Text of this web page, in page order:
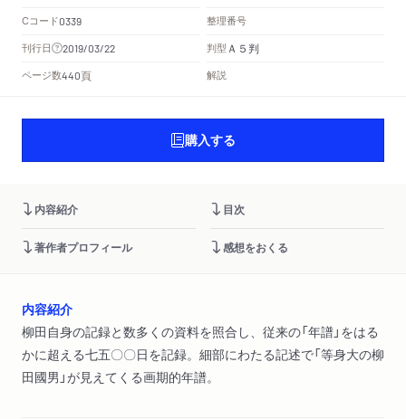
Cコード0339
整理番号
刊行日
2019/03/22 判型 Ａ５判
ページ数440頁 解説
購入する
内容紹介 目次
著作者プロフィール 感想をおくる
内容紹介
柳田自身の記録と数多くの資料を照合し、従来の「年譜」をはる
かに超える七五〇〇日を記録。細部にわたる記述で「等身大の柳
田國男」が見えてくる画期的年譜。